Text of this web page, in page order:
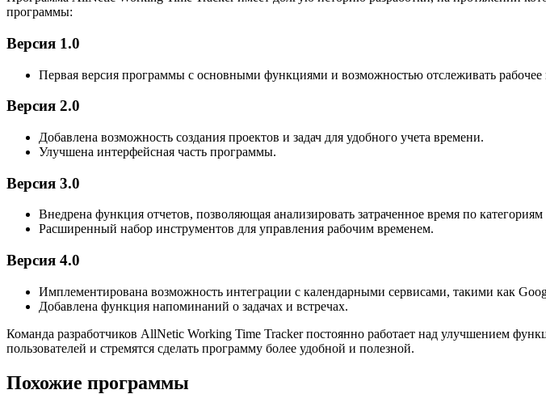
программы:
Версия 1.0
Первая версия программы с основными функциями и возможностью отслеживать рабочее
Версия 2.0
Добавлена возможность создания проектов и задач для удобного учета времени.
Улучшена интерфейсная часть программы.
Версия 3.0
Внедрена функция отчетов, позволяющая анализировать затраченное время по
Расширенный набор инструментов для управления рабочим временем.
Версия 4.0
Имплементирована возможность интеграции с календарными сервисами, такими как
Добавлена функция напоминаний о задачах и встречах.
Команда разработчиков AllNetic Working Time Tracker постоянно работает над улучшением
пользователей и стремятся сделать программу более удобной и полезной.
Похожие программы